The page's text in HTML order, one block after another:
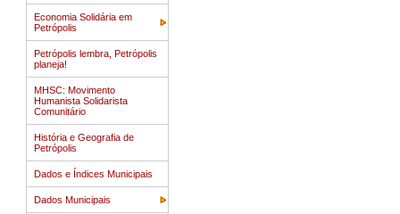
Economia Solidária em
Petrópolis
Petrópolis lembra, Petrópolis
planeja!
MHSC: Movimento
Humanista Solidarista
Comunitário
História e Geografia de
Petrópolis
Dados e Índices Municipais
Dados Municipais